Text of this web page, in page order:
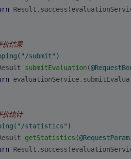
结果
submit")
submitEvaluation(
统计
statistics")
getStatistics (@RequestParam